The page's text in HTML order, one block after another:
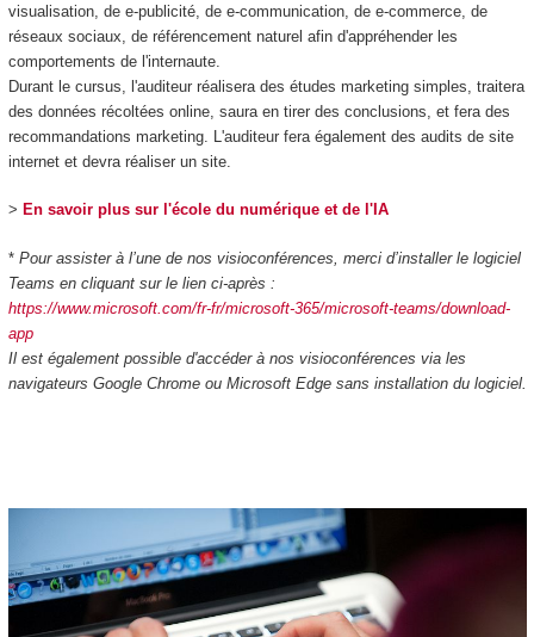
visualisation, de e-publicité, de e-communication, de e-commerce, de
réseaux sociaux, de référencement naturel afin d'appréhender les
comportements de l'internaute.
Durant le cursus, l'auditeur réalisera des études marketing simples, traitera
des données récoltées online, saura en tirer des conclusions, et fera des
recommandations marketing. L'auditeur fera également des audits de site
internet et devra réaliser un site.
> En savoir plus sur l'école du numérique et de l'IA
* Pour assister à l’une de nos visioconférences, merci d’installer le logiciel
Teams en cliquant sur le lien ci-après :
https://www.microsoft.com/fr-fr/microsoft-365/microsoft-teams/download-
app
Il est également possible d'accéder à nos visioconférences via les
navigateurs Google Chrome ou Microsoft Edge sans installation du logiciel.